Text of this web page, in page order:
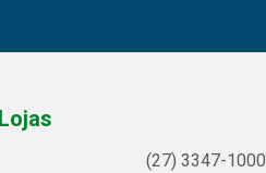
(27) 3347-1000